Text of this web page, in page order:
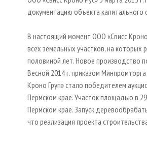
документацию объекта капитального
В настоящий момент ООО «Свисс
всех земельных участков, на которых
половиной лет. Новое производство
Весной 2014 г. приказом
Кроно Груп» стало победителем
Пермском крае. Участок площадью в
Пермском крае. Запуск
что реализация проекта